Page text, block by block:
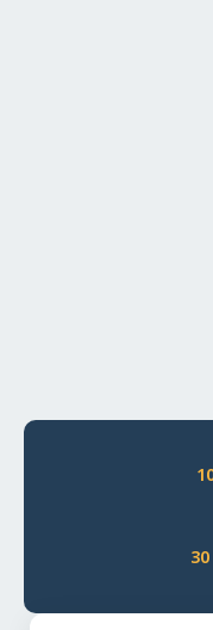
بنسبة %10
الاستهلاكية بمناسبة ذكرى ثورة 30